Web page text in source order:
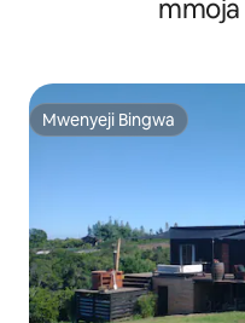
mmoja
Mwenyeji Bingwa
Mwenyeji Bingwa